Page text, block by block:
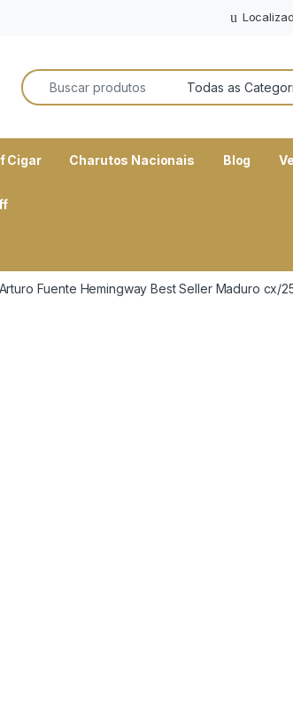
Search for:
Cigar Charutos Nacionais Blog
Arturo Fuente Hemingway Best Seller Maduro cx/